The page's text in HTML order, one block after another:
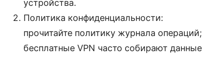
устройства.
Политика конфиденциальности:
прочитайте политику журнала операций;
бесплатные VPN часто собирают данные